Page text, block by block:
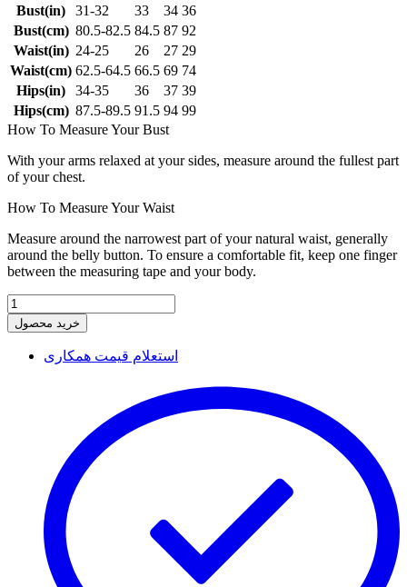
Bust(in)
31-32 33 34 36
Bust(cm) 80.5-82.5 84.5 87 92
Waist(in) 24-25 26 27 29
Waist(cm) 62.5-64.5 66.5 69 74
Hips(in)
34-35 36 37 39
Hips(cm) 87.5-89.5 91.5 94 99
How To Measure Your Bust
With your arms relaxed at your sides, measure around the fullest part
of your chest.
How To Measure Your Waist
Measure around the narrowest part of your natural waist, generally
around the belly button. To ensure a comfortable fit, keep one finger
between the measuring tape and your body.
خرید محصول
استعلام قیمت همکاری